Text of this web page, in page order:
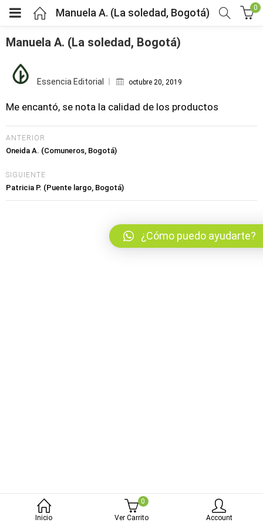
(Fruver)
(Viveres)
(Salud y bienestar)
(Horarios y pedidos)
Manuela A. (La soledad, Bogotá) 0
Inicio
0
Ver Carrito
Account
Manuela A. (La soledad, Bogotá)
Essencia Editorial octubre 20, 2019
Me encantó, se nota la calidad de los productos
ANTERIOR
Oneida A. (Comuneros, Bogotá)
SIGUIENTE
Patricia P. (Puente largo, Bogotá)
¿Cómo puedo ayudarte?